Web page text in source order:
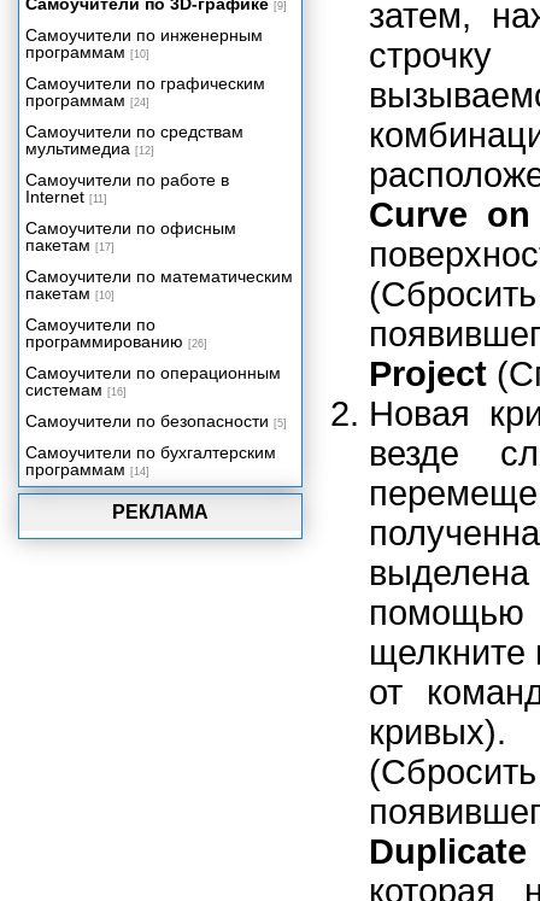
затем,
Curve
Project
Новая
везде
помощью
щелкните
от
Duplicate
которая
РЕКЛАМА
для пользователей МАХ.
Приложение Б. Работа с Maya
для пользователей LightWave.
Приложение В. Операционные
системы.
Приложение Г. Основные
клавиатурные комбинации в
Maya.
[9]
Самоучители по инженерным
программам [10]
Самоучители по графическим
программам [24]
Самоучители по средствам
мультимедиа [12]
Самоучители по работе в
Internet [11]
Самоучители по офисным
пакетам [17]
Самоучители по математическим
пакетам [10]
Самоучители по
программированию [26]
Самоучители по операционным
системам [16]
Самоучители по безопасности [5]
Самоучители по бухгалтерским
программам [14]